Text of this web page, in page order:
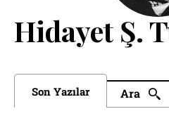
Hidayet Ş.
Son Yazılar Ara